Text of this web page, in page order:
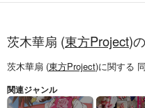
茨木華扇 (東方Project)
茨木華扇 (東方Project)に関する
関連ジャンル